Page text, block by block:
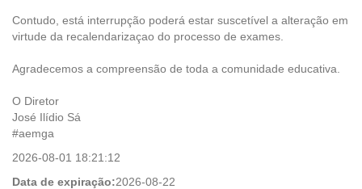
Contudo, está interrupção poderá estar suscetível a alteração em
virtude da recalendarizaçao do processo de exames.
Agradecemos a compreensão de toda a comunidade educativa.
O Diretor
José Ilídio Sá
#aemga
2026-08-01 18:21:12
Data de expiração:2026-08-22